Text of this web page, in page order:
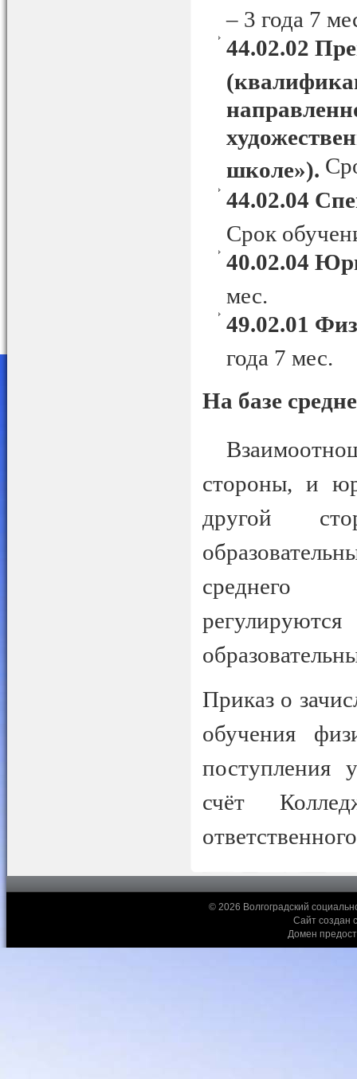
– 3 года 7
44.02.02
школе»).
44.02.04
Срок
40.02.04
мес.
49.02.01
года 7 мес.
На базе
стороны, и
другой
среднего
Приказ о
обучения
поступления
счёт
© 2026 Волгоградский
Сайт создан
Домен